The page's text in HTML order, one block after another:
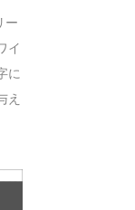
ー
イ
に
え